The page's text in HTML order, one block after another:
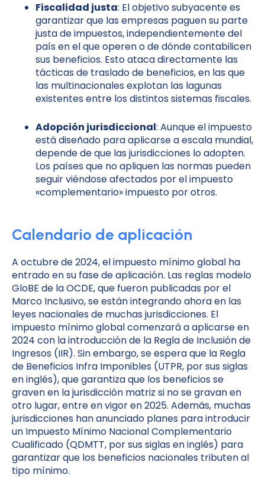
Fiscalidad justa: El objetivo subyacente es
garantizar que las empresas paguen su parte
justa de impuestos, independientemente del
país en el que operen o de dónde contabilicen
sus beneficios. Esto ataca directamente las
tácticas de traslado de beneficios, en las que
las multinacionales explotan las lagunas
existentes entre los distintos sistemas fiscales.
Adopción jurisdiccional: Aunque el impuesto
está diseñado para aplicarse a escala mundial,
depende de que las jurisdicciones lo adopten.
Los países que no apliquen las normas pueden
seguir viéndose afectados por el impuesto
«complementario» impuesto por otros.
Calendario de aplicación
A octubre de 2024, el impuesto mínimo global ha
entrado en su fase de aplicación. Las reglas modelo
GloBE de la OCDE, que fueron publicadas por el
Marco Inclusivo, se están integrando ahora en las
leyes nacionales de muchas jurisdicciones. El
impuesto mínimo global comenzará a aplicarse en
2024 con la introducción de la Regla de Inclusión de
Ingresos (IIR). Sin embargo, se espera que la Regla
de Beneficios Infra Imponibles (UTPR, por sus siglas
en inglés), que garantiza que los beneficios se
graven en la jurisdicción matriz si no se gravan en
otro lugar, entre en vigor en 2025. Además, muchas
jurisdicciones han anunciado planes para introducir
un Impuesto Mínimo Nacional Complementario
Cualificado (QDMTT, por sus siglas en inglés) para
garantizar que los beneficios nacionales tributen al
tipo mínimo.